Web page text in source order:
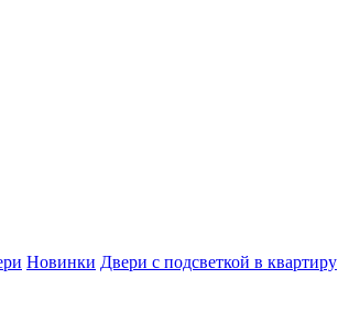
Новинки Двери с подсветкой в квартиру